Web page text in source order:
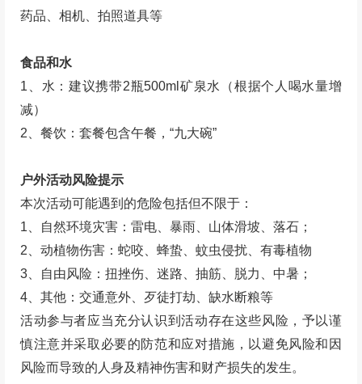
药品、相机、拍照道具等
食品和水
1、水：建议携带2瓶500ml矿泉水（根据个人喝水量增
减）
2、餐饮：套餐包含午餐，“九大碗”
户外活动风险提示
本次活动可能遇到的危险包括但不限于：
1、自然环境灾害：雷电、暴雨、山体滑坡、落石；
2、动植物伤害：蛇咬、蜂蛰、蚊虫侵扰、有毒植物
3、自由风险：扭挫伤、迷路、抽筋、脱力、中暑；
4、其他：交通意外、歹徒打劫、缺水断粮等
活动参与者应当充分认识到活动存在这些风险，予以谨
慎注意并采取必要的防范和应对措施，以避免风险和因
风险而导致的人身及精神伤害和财产损失的发生。